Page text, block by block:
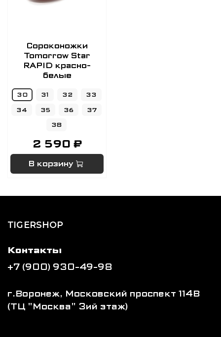
Сороконожки
Tomorrow Star
RAPID красно-
белые
30 31 32
33
34
35 36
37
38
2 590 ₽
В корзину
TIGERSHOP
Контакты
+7 (900) 930-49-98
г.Воронеж, Московский проспект 114В
(ТЦ "Москва" 3ий этаж)